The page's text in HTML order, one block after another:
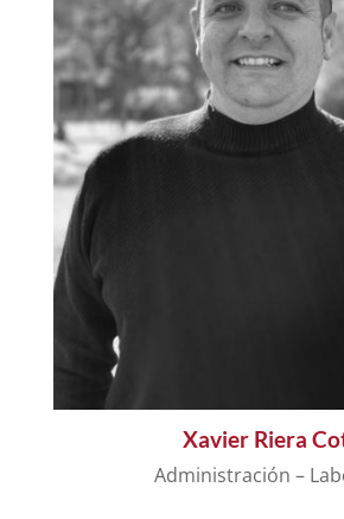
Xavier Riera
Administración –